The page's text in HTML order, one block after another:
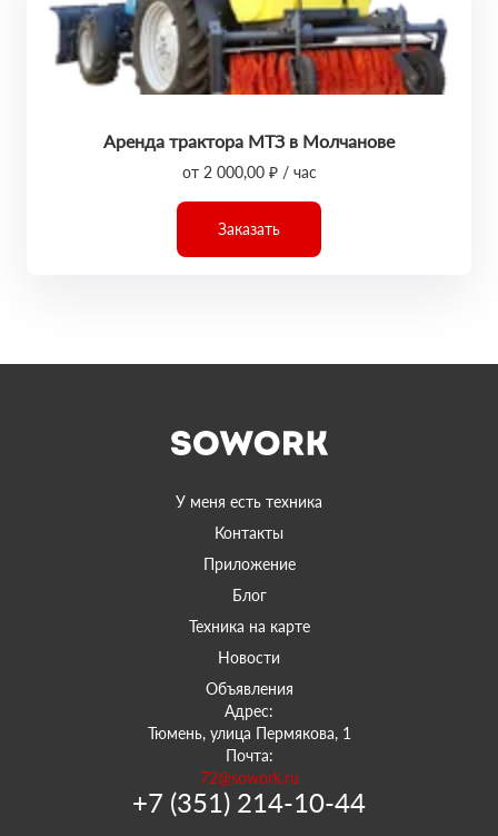
Аренда трактора МТЗ в Молчанове
от 2 000,00 ₽ / час
Заказать
У меня есть техника
Контакты
Приложение
Блог
Техника на карте
Новости
Объявления
Адрес:
Тюмень, улица Пермякова, 1
Почта:
72@sowork.ru
+7 (351) 214-10-44